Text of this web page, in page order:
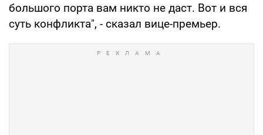
большого порта вам никто не даст. Вот и вся
суть конфликта", - сказал вице-премьер.